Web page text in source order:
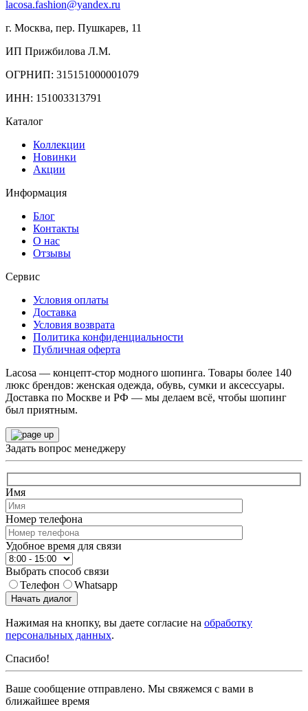
lacosa.fashion@yandex.ru
г. Москва, пер. Пушкарев, 11
ИП Прижбилова Л.М.
ОГРНИП: 315151000001079
ИНН: 151003313791
Каталог
Коллекции
Новинки
Акции
Информация
Блог
Контакты
О нас
Отзывы
Сервис
Условия оплаты
Доставка
Условия возврата
Политика конфиденциальности
Публичная оферта
Lacosa — концепт-стор модного шопинга. Товары более 140
люкс брендов: женская одежда, обувь, сумки и аксессуары.
Доставка по Москве и РФ — мы делаем всё, чтобы шопинг
был приятным.
Задать вопрос менеджеру
Имя
Номер телефона
Удобное время для связи
Выбрать способ связи
Телефон
Whatsapp
Начать диалог
Нажимая на кнопку, вы даете согласие на обработку
персональных данных.
Спасибо!
Ваше сообщение отправлено. Мы свяжемся с вами в
ближайшее время